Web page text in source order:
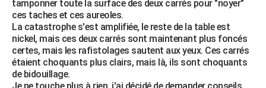
tamponner toute la surface des deux carrés pour "noyer"
ces taches et ces aureoles.
La catastrophe s'est amplifiée, le reste de la table est
nickel, mais ces deux carrés sont maintenant plus foncés
certes, mais les rafistolages sautent aux yeux. Ces carrés
étaient choquants plus clairs, mais là, ils sont choquants
de bidouillage.